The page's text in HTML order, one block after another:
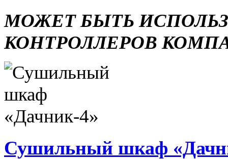
МОЖЕТ БЫТЬ
КОНТРОЛЛЕРОВ
Сушильный шкаф